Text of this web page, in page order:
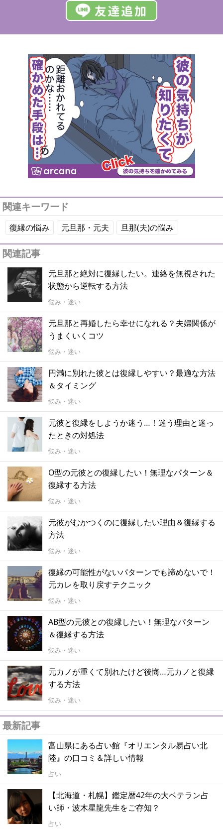
関連キーワード
復縁の悩み 元旦那・元夫 旦那(夫)の悩み
関連記事
元旦那と絶対に復縁したい。連絡を無視された
状態から逆転する方法
悩み・迷い
元旦那と再婚したら幸せになれる？夫婦関係が
うまくいくコツ
悩み・迷い
円満に別れた彼とは復縁しやすい？最適な方法
＆タイミング
悩み・迷い
元彼と復縁をしようか迷う…！迷う理由と迷っ
たときの対処法
悩み・迷い
O型の元彼との復縁したい！無理なパターン＆
復縁する方法
悩み・迷い
元彼がむかつくのに復縁したい理由＆復縁する
方法
悩み・迷い
復縁の可能性がないパターンでも諦めないで！
元カレを取り戻すテクニック
悩み・迷い
AB型の元彼との復縁したい！無理なパターン
＆復縁する方法
悩み・迷い
元カノが重くて別れたけど後悔…元カノと復縁
する方法
悩み・迷い
最新記事
富山県にある占い館『オリエンタル易占い北
陸』の口コミ＆詳しい情報
占い
【北海道・札幌】鑑定暦42年の大ベテラン占
い師・波木星龍先生をご存知？
占い